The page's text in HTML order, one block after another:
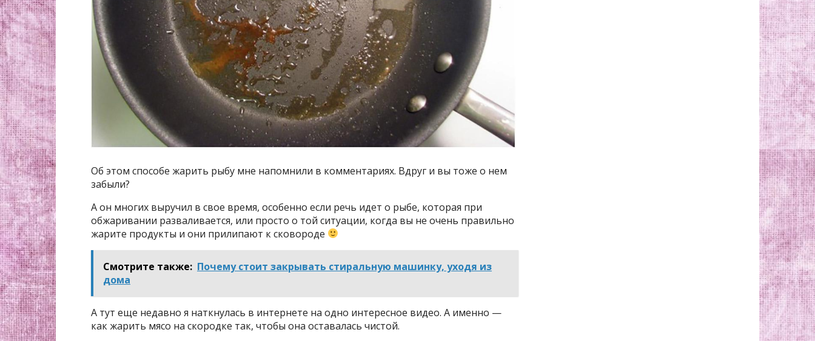
Об этом способе жарить рыбу мне напомнили в комментариях. Вдруг и вы тоже о нем
забыли?
А он многих выручил в свое время, особенно если речь идет о рыбе, которая при
обжаривании разваливается, или просто о той ситуации, когда вы не очень правильно
жарите продукты и они прилипают к сковороде
Смотрите также: Почему стоит закрывать стиральную машинку, уходя из
дома
А тут еще недавно я наткнулась в интернете на одно интересное видео. А именно —
как жарить мясо на скородке так, чтобы она оставалась чистой.